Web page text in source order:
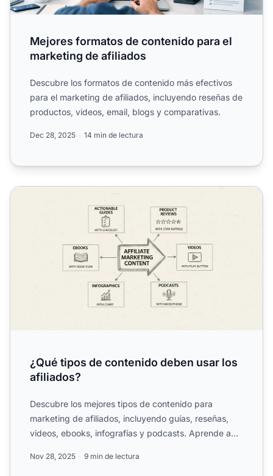
Mejores formatos de contenido para el
marketing de afiliados
Descubre los formatos de contenido más efectivos
para el marketing de afiliados, incluyendo reseñas de
productos, videos, email, blogs y comparativas.
Dec 28, 2025 14 min de lectura
¿Qué tipos de contenido deben usar los afiliados?
¿Qué tipos de contenido deben usar los
afiliados?
Descubre los mejores tipos de contenido para
marketing de afiliados, incluyendo guías, reseñas,
videos, ebooks, infografías y podcasts. Aprende a
Nov 28, 2025 9 min de lectura